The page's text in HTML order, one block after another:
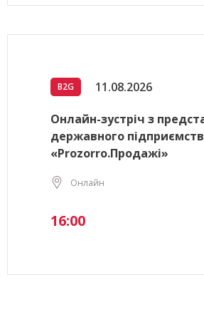
B2G 11.08.2026
Онлайн-зустріч з
державного
«Prozorro.Продажі»
Онлайн
16:00